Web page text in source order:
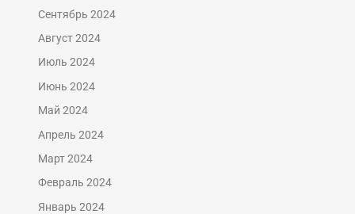
Сентябрь 2024
Август 2024
Июль 2024
Июнь 2024
Май 2024
Апрель 2024
Март 2024
Февраль 2024
Январь 2024